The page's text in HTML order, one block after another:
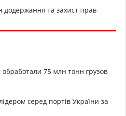
додержання та захист прав
75 млн тонн грузов
серед портів України за